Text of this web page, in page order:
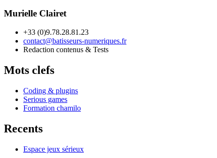
Murielle Clairet
+33 (0)9.78.28.81.23
contact@batisseurs-numeriques.fr
Redaction contenus & Tests
Mots clefs
Coding & plugins
Serious games
Formation chamilo
Recents
Espace jeux sérieux